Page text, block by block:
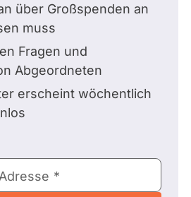
über Großspenden an
muss
Fragen und
Abgeordneten
erscheint wöchentlich